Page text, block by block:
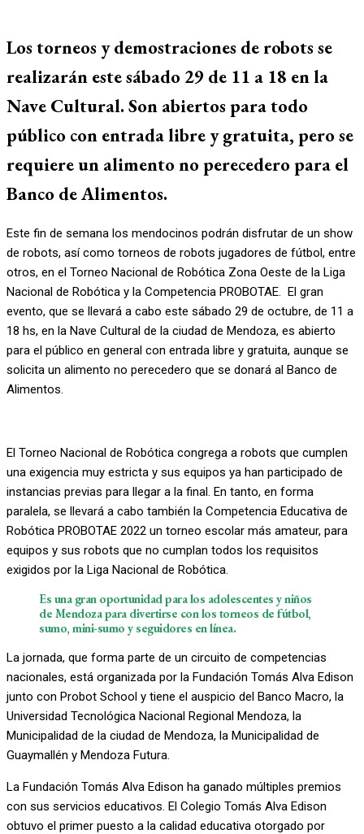
Los torneos y demostraciones de robots se
realizarán este sábado 29 de 11 a 18 en la
Nave Cultural. Son abiertos para todo
público con entrada libre y gratuita, pero se
requiere un alimento no perecedero para el
Banco de Alimentos.
Este fin de semana los mendocinos podrán disfrutar de un show
de robots, así como torneos de robots jugadores de fútbol, entre
otros, en el Torneo Nacional de Robótica Zona Oeste de la Liga
Nacional de Robótica y la Competencia PROBOTAE. El gran
evento, que se llevará a cabo este sábado 29 de octubre, de 11 a
18 hs, en la Nave Cultural de la ciudad de Mendoza, es abierto
para el público en general con entrada libre y gratuita, aunque se
solicita un alimento no perecedero que se donará al Banco de
Alimentos.
El Torneo Nacional de Robótica congrega a robots que cumplen
una exigencia muy estricta y sus equipos ya han participado de
instancias previas para llegar a la final. En tanto, en forma
paralela, se llevará a cabo también la Competencia Educativa de
Robótica PROBOTAE 2022 un torneo escolar más amateur, para
equipos y sus robots que no cumplan todos los requisitos
exigidos por la Liga Nacional de Robótica.
Es una gran oportunidad para los adolescentes y niños
de Mendoza para divertirse con los torneos de fútbol,
sumo, mini-sumo y seguidores en línea.
La jornada, que forma parte de un circuito de competencias
nacionales, está organizada por la Fundación Tomás Alva Edison
junto con Probot School y tiene el auspicio del Banco Macro, la
Universidad Tecnológica Nacional Regional Mendoza, la
Municipalidad de la ciudad de Mendoza, la Municipalidad de
Guaymallén y Mendoza Futura.
La Fundación Tomás Alva Edison ha ganado múltiples premios
con sus servicios educativos. El Colegio Tomás Alva Edison
obtuvo el primer puesto a la calidad educativa otorgado por